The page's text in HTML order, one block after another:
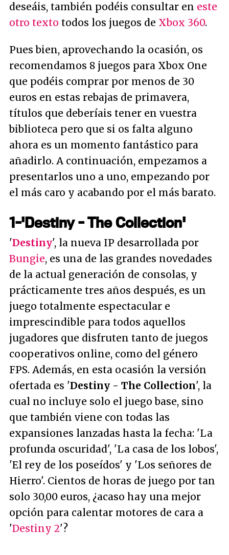
deseáis, también podéis consultar en este
otro texto todos los juegos de Xbox 360.
Pues bien, aprovechando la ocasión, os
recomendamos 8 juegos para Xbox One
que podéis comprar por menos de 30
euros en estas rebajas de primavera,
títulos que deberíais tener en vuestra
biblioteca pero que si os falta alguno
ahora es un momento fantástico para
añadirlo. A continuación, empezamos a
presentarlos uno a uno, empezando por
el más caro y acabando por el más barato.
1-'Destiny - The Collection'
'Destiny', la nueva IP desarrollada por
Bungie, es una de las grandes novedades
de la actual generación de consolas, y
prácticamente tres años después, es un
juego totalmente espectacular e
imprescindible para todos aquellos
jugadores que disfruten tanto de juegos
cooperativos online, como del género
FPS. Además, en esta ocasión la versión
ofertada es 'Destiny - The Collection', la
cual no incluye solo el juego base, sino
que también viene con todas las
expansiones lanzadas hasta la fecha: 'La
profunda oscuridad', 'La casa de los lobos',
'El rey de los poseídos' y 'Los señores de
Hierro'. Cientos de horas de juego por tan
solo 30,00 euros, ¿acaso hay una mejor
opción para calentar motores de cara a
'Destiny 2'?